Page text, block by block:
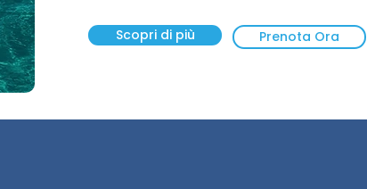
Scopri di più Prenota Ora